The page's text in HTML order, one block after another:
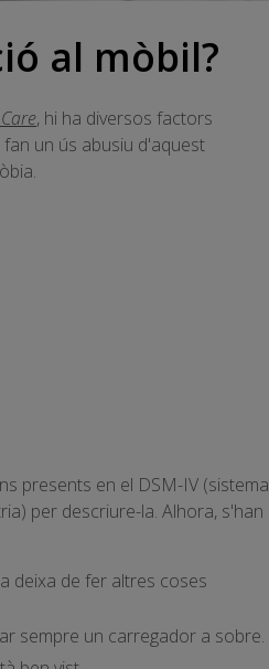
al mòbil?
, hi ha diversos factors
un ús abusiu d'aquest
presents en el DSM-IV (sistema
per descriure-la. Alhora, s'han
deixa de fer altres coses
sempre un carregador a sobre.